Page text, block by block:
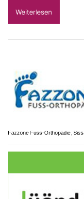
Weiterlesen
Fazzone Fuss-Orthopädie,